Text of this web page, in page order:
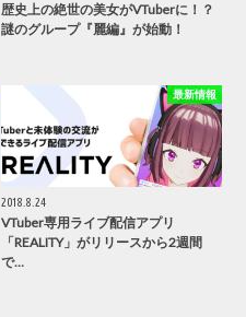
歴史上の絶世の美女がVTuberに！？
謎のグループ『麗編』が始動！
最新情報
2018.8.24
VTuber専用ライブ配信アプリ
「REALITY」がリリースから2週間
で…